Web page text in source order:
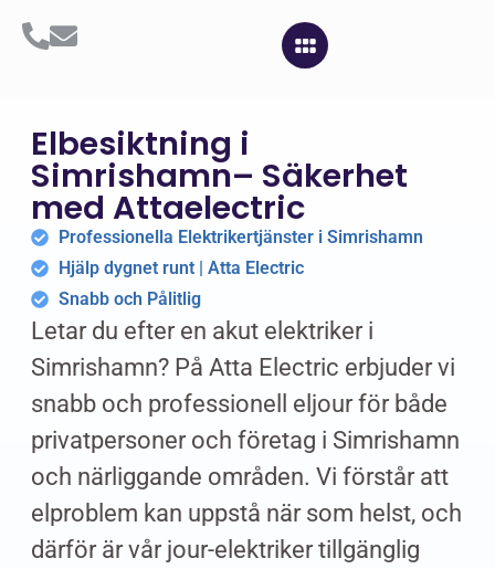
Elbesiktning i
Simrishamn– Säkerhet
med Attaelectric
Professionella Elektrikertjänster i Simrishamn
Hjälp dygnet runt | Atta Electric
Snabb och Pålitlig
Letar du efter en akut elektriker i
Simrishamn? På Atta Electric erbjuder vi
snabb och professionell eljour för både
privatpersoner och företag i Simrishamn
och närliggande områden. Vi förstår att
elproblem kan uppstå när som helst, och
därför är vår jour-elektriker tillgänglig